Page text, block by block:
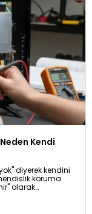
Kendi
diyerek kendini
koruma
olarak
ve "koruma